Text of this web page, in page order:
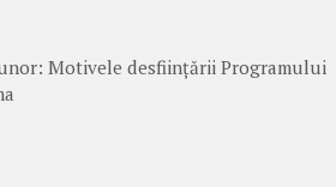
Motivele desființării Programului